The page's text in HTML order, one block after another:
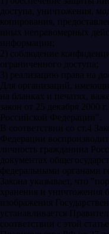
доступа, уничтожения,
копирования,
иных неправомерных
информации;
2) соблюдение
ограниченного доступа;
3) реализацию права на
Для организаций,
на бланках и печатях,
закон от 25 декабря
Российской Федерации".
В соответствии со ст.4
Федерации
личность гражданина
документах
федеральными органами
Закона указывает, что
хранения и уничтожения
изображения
устанавливается
соответствии с этой